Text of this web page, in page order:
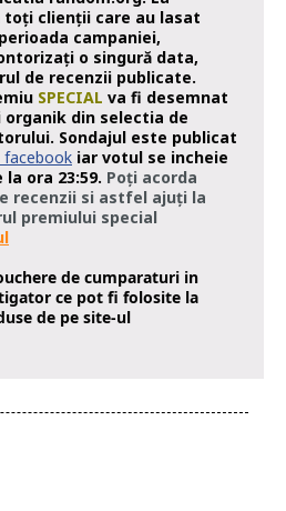
clienții care au lasat
campaniei,
o singură data,
de recenzii publicate.
SPECIAL va fi desemnat
din selectia de
Sondajul este publicat
facebook iar votul se incheie
ora 23:59. Poți acorda
recenzii si astfel ajuți la
premiului special
de cumparaturi in
ce pot fi folosite la
de pe site-ul